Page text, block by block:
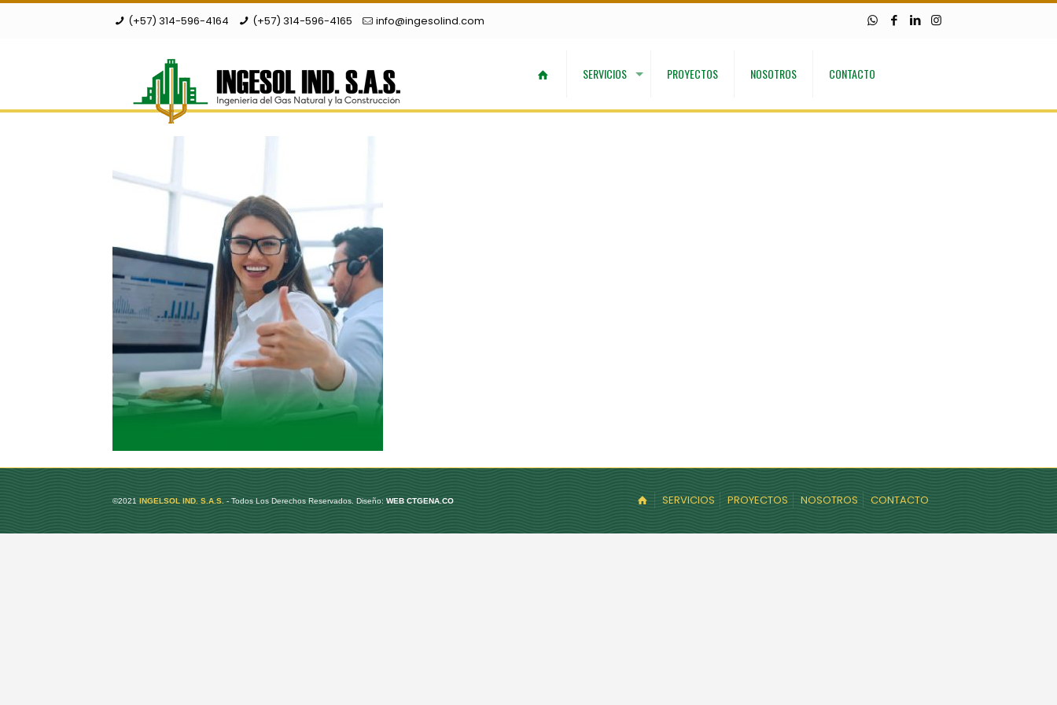
(+57) 314-596-4164 (+57) 314-596-4165 info@ingesolind.com
SERVICIOS PROYECTOS NOSOTROS CONTACTO
©2021 INGELSOL IND. S.A.S. - Todos Los Derechos Reservados. Diseño: WEB CTGENA.CO SERVICIOS PROYECTOS NOSOTROS CONTACTO